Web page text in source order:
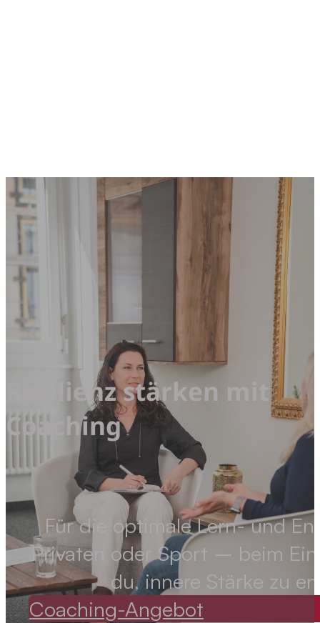
Resilienz stärken mit
Coaching
Für die optimale Lern- und
Privaten oder Sport – beim
du, innere Stärke zu
Coaching-Angebot